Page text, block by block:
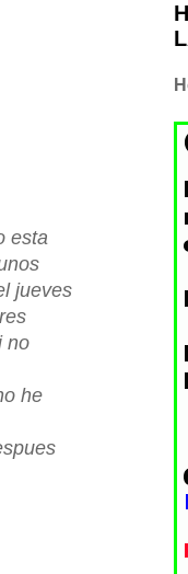
esta
jueves
no
he